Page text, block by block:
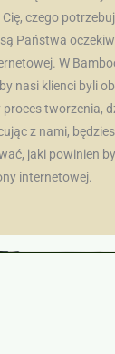
czego
Państwa
W
nasi klienci byli
proces tworzenia,
z nami,
jaki powinien
internetowej.